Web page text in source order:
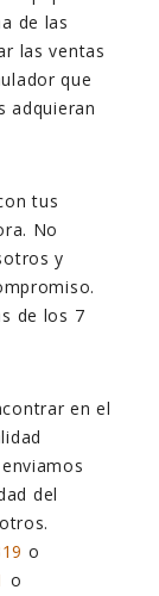
de las
las ventas
que
adquieran
tus
No
y
de los 7
en el
del
o
o